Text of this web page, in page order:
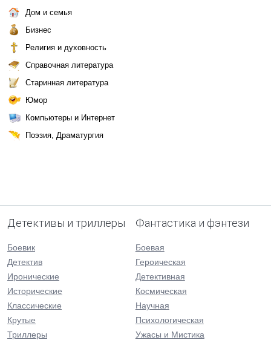
Дом и семья
Бизнес
Религия и духовность
Справочная литература
Старинная литература
Юмор
Компьютеры и Интернет
Поэзия, Драматургия
Детективы и триллеры
Боевик
Детектив
Иронические
Исторические
Классические
Крутые
Триллеры
Фантастика и фэнтези
Боевая
Героическая
Детективная
Космическая
Научная
Психологическая
Ужасы и Мистика